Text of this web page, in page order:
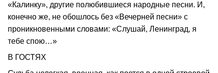
«Калинку», другие полюбившиеся народные песни. И,
конечно же, не обошлось без «Вечерней песни» с
проникновенными словами: «Слушай, Ленинград, я
тебе спою…»
В ГОСТЯХ